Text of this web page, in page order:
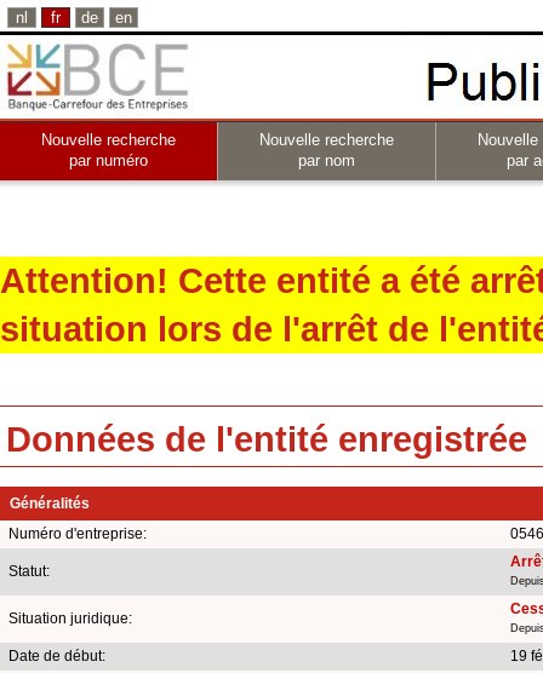
nl fr de en
Nouvelle recherche
par numéro
Nouvelle recherche
par nom
par
Attention! Cette entité a été
situation lors de l'arrêt de
Données de l'entité enregistrée
Généralités
Numéro d'entreprise:
Statut:
Situation juridique:
Date de début: 19